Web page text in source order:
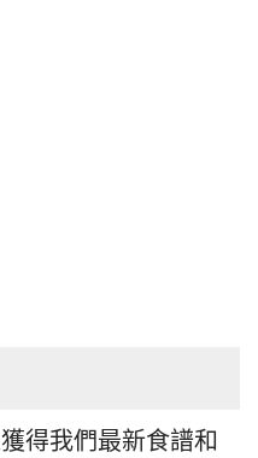
得我們最新食譜和